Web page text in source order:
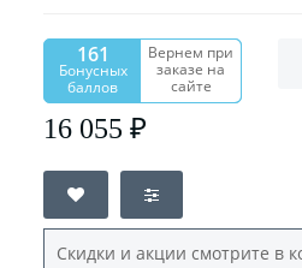
161
Бонусных
баллов
Вернем при
заказе на
сайте
16 055 ₽
Скидки и акции смотрите в